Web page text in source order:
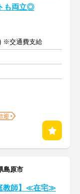
も両立◎
※交通費支給
迎
島原市
教師】≪在宅≫